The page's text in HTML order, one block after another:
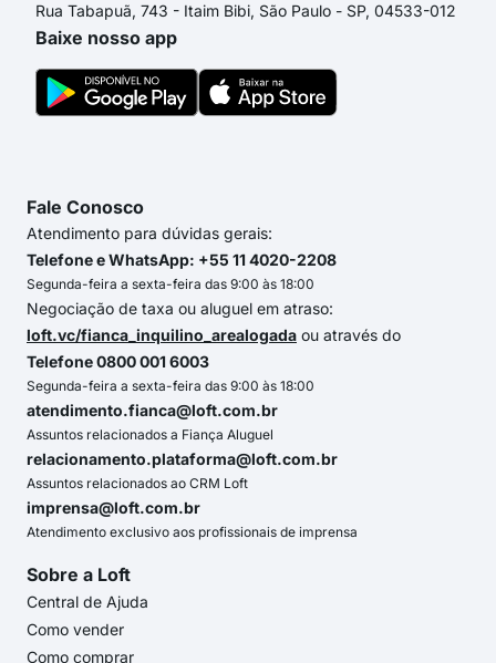
Rua Tabapuã, 743 - Itaim Bibi, São Paulo - SP, 04533-012
Baixe nosso app
Fale Conosco
Atendimento para dúvidas gerais:
Telefone e WhatsApp: +55 11 4020-2208
Segunda-feira a sexta-feira das 9:00 às 18:00
Negociação de taxa ou aluguel em atraso:
loft.vc/fianca_inquilino_arealogada ou através do
Telefone 0800 001 6003
Segunda-feira a sexta-feira das 9:00 às 18:00
atendimento.fianca@loft.com.br
Assuntos relacionados a Fiança Aluguel
relacionamento.plataforma@loft.com.br
Assuntos relacionados ao CRM Loft
imprensa@loft.com.br
Atendimento exclusivo aos profissionais de imprensa
Sobre a Loft
Central de Ajuda
Como vender
Como comprar